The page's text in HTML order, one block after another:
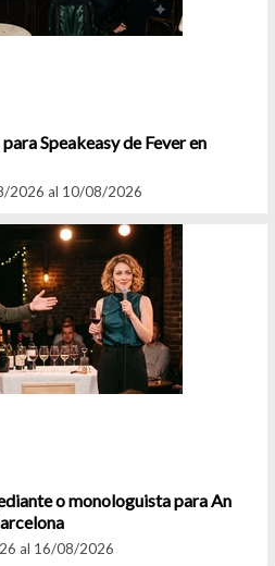
Speakeasy de Fever en
2026 al 10/08/2026
o monologuista para An
al 16/08/2026